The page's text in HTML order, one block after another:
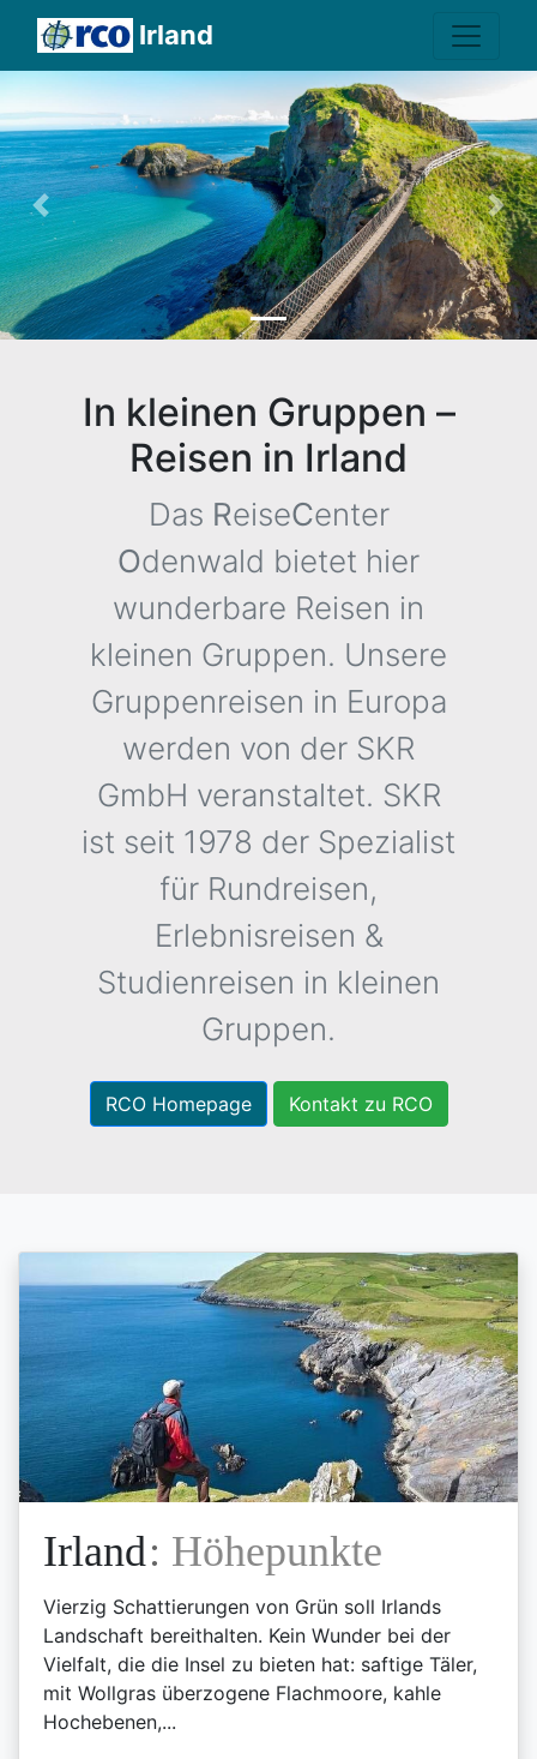
Irland
Previous Next
In kleinen Gruppen –
Reisen in Irland
Das ReiseCenter
Odenwald bietet hier
wunderbare Reisen in
kleinen Gruppen. Unsere
Gruppenreisen in Europa
werden von der SKR
GmbH veranstaltet. SKR
ist seit 1978 der Spezialist
für Rundreisen,
Erlebnisreisen &
Studienreisen in kleinen
Gruppen.
RCO Homepage Kontakt zu RCO
Irland: Höhepunkte
Vierzig Schattierungen von Grün soll Irlands
Landschaft bereithalten. Kein Wunder bei der
Vielfalt, die die Insel zu bieten hat: saftige Täler,
mit Wollgras überzogene Flachmoore, kahle
Hochebenen,...